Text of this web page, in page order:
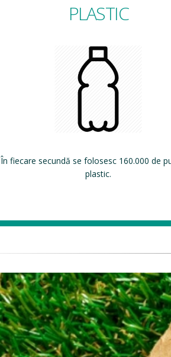
PLASTIC
În fiecare secundă se folosesc 160.000 de
plastic.